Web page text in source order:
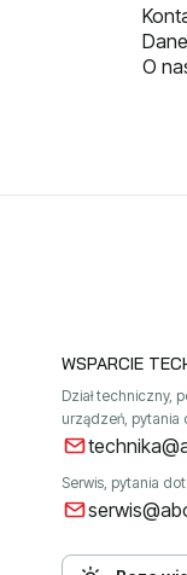
O
WSPARCIE
Dział techniczny,
urządzeń, pytania
Serwis, pytania